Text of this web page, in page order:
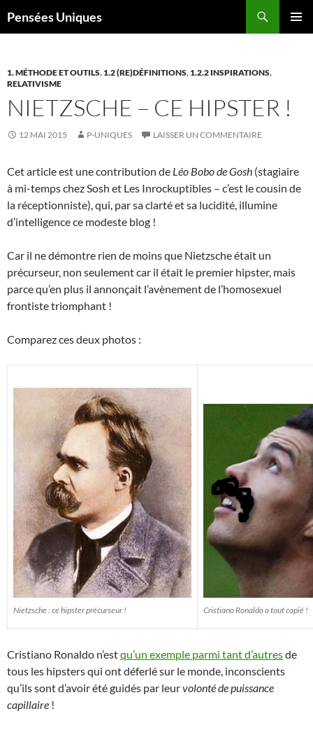
Pensées Uniques
1. MÉTHODE ET OUTILS, 1.2 (RE)DÉFINITIONS, 1.2.2 INSPIRATIONS,
RELATIVISME
NIETZSCHE – CE HIPSTER !
12 MAI 2015 P-UNIQUES LAISSER UN COMMENTAIRE
Cet article est une contribution de Léo Bobo de Gosh (stagiaire
à mi-temps chez Sosh et Les Inrockuptibles – c’est le cousin de
la réceptionniste), qui, par sa clarté et sa lucidité, illumine
d’intelligence ce modeste blog !
Car il ne démontre rien de moins que Nietzsche était un
précurseur, non seulement car il était le premier hipster, mais
parce qu’en plus il annonçait l’avènement de l’homosexuel
frontiste triomphant !
Comparez ces deux photos :
Nietzsche : ce hipster précurseur ! Cristiano Ronaldo a tout copié !
Cristiano Ronaldo n’estqu’un exemple parmi tant d’autresde
tous les hipsters qui ont déferlé sur le monde, inconscients
qu’ils sont d’avoir été guidés par leurvolonté de puissance
capillaire !